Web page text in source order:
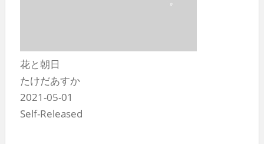
花と朝日
たけだあすか
2021-05-01
Self-Released